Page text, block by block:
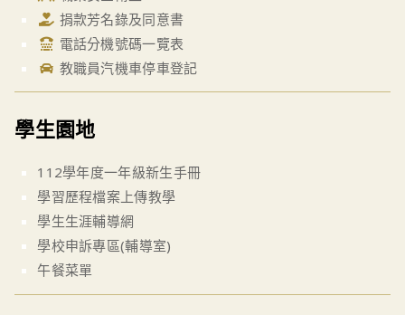
捐款芳名錄及同意書
電話分機號碼一覽表
教職員汽機車停車登記
學生園地
112學年度一年級新生手冊
學習歷程檔案上傳教學
學生生涯輔導網
學校申訴專區(輔導室)
午餐菜單